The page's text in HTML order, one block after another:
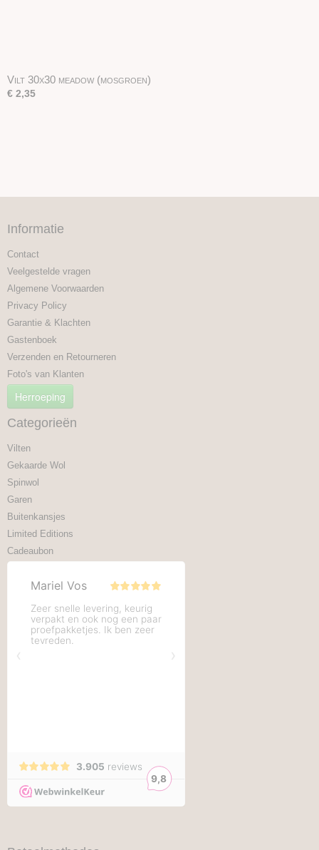
Vilt 30x30 meadow (mosgroen)
€ 2,35
Informatie
Contact
Veelgestelde vragen
Algemene Voorwaarden
Privacy Policy
Garantie & Klachten
Gastenboek
Verzenden en Retourneren
Foto's van Klanten
Herroeping
Categorieën
Vilten
Gekaarde Wol
Spinwol
Garen
Buitenkansjes
Limited Editions
Cadeaubon